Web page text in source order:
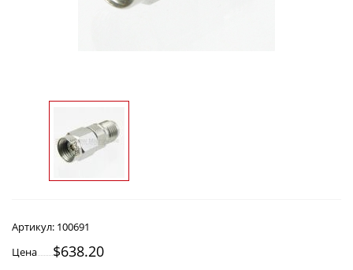
Артикул: 100691
Цена
$638.20